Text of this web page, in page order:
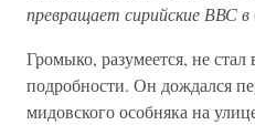
превращает сирийские ВВС в
Громыко, разумеется, не стал
подробности. Он дождался
мидовского особняка на